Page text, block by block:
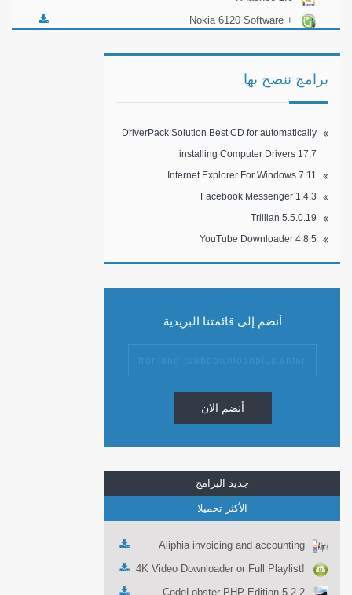
Nokia 6120 Software +
برامج ننصح بها
DriverPack Solution Best CD for automatically
installing Computer Drivers 17.7
Internet Explorer For Windows 7 11
Facebook Messenger 1.4.3
Trillian 5.5.0.19
YouTube Downloader 4.8.5
أنضم إلى قائمتنا البريدية
أنضم الان
جديد البرامج
الأكثر تحميلا
Aliphia invoicing and accounting
management 1.0.1
4K Video Downloader or Full Playlist!
3.4.5.1525
CodeLobster PHP Edition 5.2.2